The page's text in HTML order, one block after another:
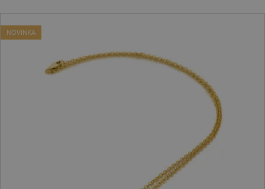
NOVINKA